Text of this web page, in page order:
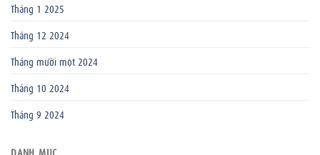
Tháng 1 2025
Tháng 12 2024
Tháng mười một 2024
Tháng 10 2024
Tháng 9 2024
DANH MỤC